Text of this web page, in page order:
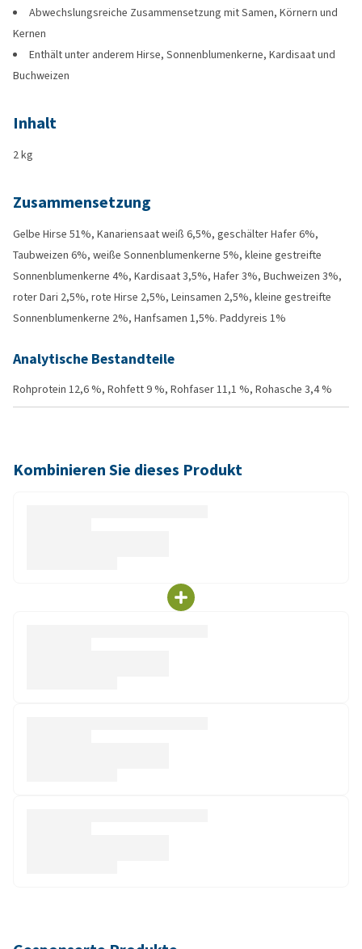
Abwechslungsreiche Zusammensetzung mit Samen, Körnern und
Kernen
Enthält unter anderem Hirse, Sonnenblumenkerne, Kardisaat und
Buchweizen
Inhalt
2 kg
Zusammensetzung
Gelbe Hirse 51%, Kanariensaat weiß 6,5%, geschälter Hafer 6%,
Taubweizen 6%, weiße Sonnenblumenkerne 5%, kleine gestreifte
Sonnenblumenkerne 4%, Kardisaat 3,5%, Hafer 3%, Buchweizen 3%,
roter Dari 2,5%, rote Hirse 2,5%, Leinsamen 2,5%, kleine gestreifte
Sonnenblumenkerne 2%, Hanfsamen 1,5%. Paddyreis 1%
Analytische Bestandteile
Rohprotein 12,6 %, Rohfett 9 %, Rohfaser 11,1 %, Rohasche 3,4 %
Kombinieren Sie dieses Produkt